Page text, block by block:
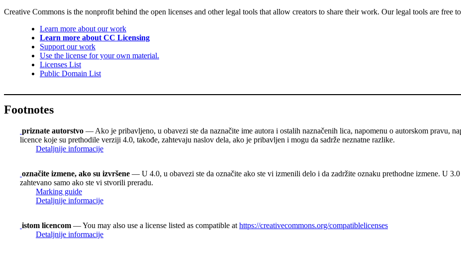
Creative Commons is the nonprofit behind the open licenses and other legal tools that allow creators to share their work. Our legal tools are free
Learn more about our work
Learn more about CC Licensing
Support our work
Use the license for your own material.
Licenses List
Public Domain List
Footnotes
priznate autorstvo — Ako je pribavljeno, u obavezi ste da naznačite ime autora i ostalih naznačenih lica, napomenu o autorskom pravu,
licence koje su prethodile verziji 4.0, takođe, zahtevaju naslov dela, ako je pribavljen i mogu da sadrže neznatne razlike.
Detaljnije informacije
označite izmene, ako su izvršene — U 4.0, u obavezi ste da označite ako ste vi izmenili delo i da zadržite oznaku prethodne izmene. U
zahtevano samo ako ste vi stvorili preradu.
Marking guide
Detaljnije informacije
istom licencom — You may also use a license listed as compatible at https://creativecommons.org/compatiblelicenses
Detaljnije informacije